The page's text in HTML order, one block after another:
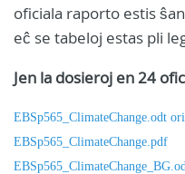
oficiala raporto estis
eĉ se tabeloj estas pli
Jen la dosieroj en 24
EBSp565_ClimateChange.odt
EBSp565_ClimateChange.pdf